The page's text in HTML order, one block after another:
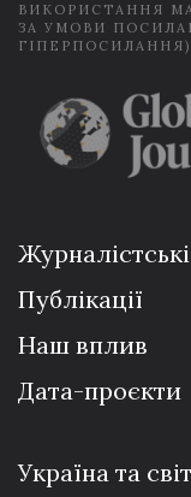
ВИКОРИСТАННЯ
ЗА УМОВИ
ГІПЕРПОСИЛАННЯ)
Публікації
Наш вплив
Дата-проєкти
Україна та світ